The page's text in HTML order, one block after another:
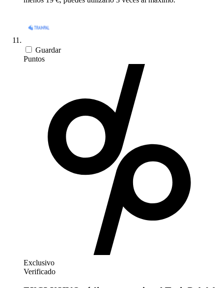
Guardar
Puntos
Exclusivo
Verificado